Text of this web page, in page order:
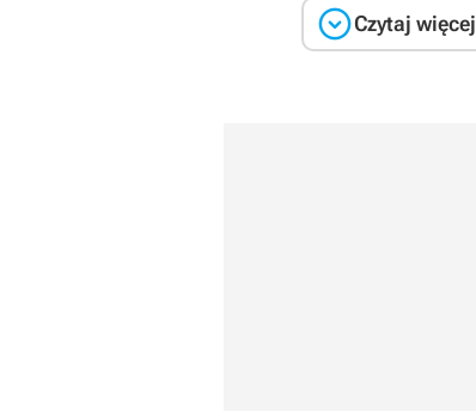
Czytaj więcej